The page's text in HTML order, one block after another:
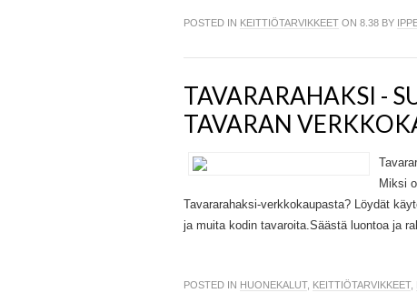
POSTED IN KEITTIÖTARVIKKEET ON 8.38 BY
TAVARARAHAKSI -
TAVARAN
Miksi
Tavararahaksi-verkkokaupasta? Löydät
ja muita kodin tavaroita.Säästä luontoa ja
POSTED IN HUONEKALUT, KEITTIÖTARVIKKEET,